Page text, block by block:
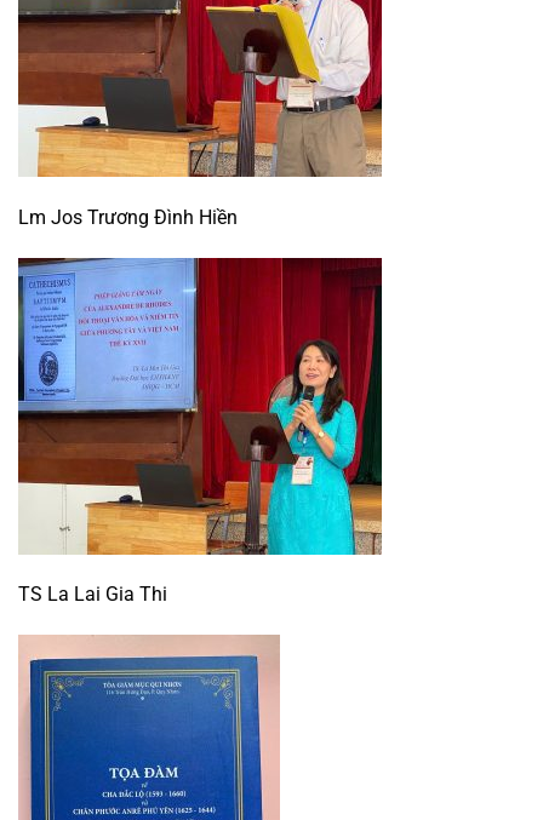
Lm Jos Trương Đình Hiền
TS La Lai Gia Thi